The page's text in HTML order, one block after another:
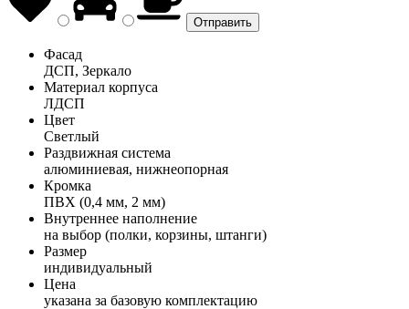
Фасад
ДСП, Зеркало
Материал корпуса
ЛДСП
Цвет
Светлый
Раздвижная система
алюминиевая, нижнеопорная
Кромка
ПВХ (0,4 мм, 2 мм)
Внутреннее наполнение
на выбор (полки, корзины, штанги)
Размер
индивидуальный
Цена
указана за базовую комплектацию